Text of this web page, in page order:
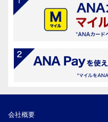
会社概要